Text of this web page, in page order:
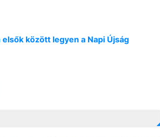
között legyen a Napi Újság